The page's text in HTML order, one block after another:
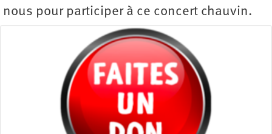
nous pour participer à ce concert chauvin.